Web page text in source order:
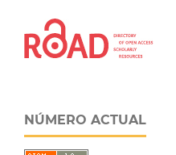
NÚMERO ACTUAL